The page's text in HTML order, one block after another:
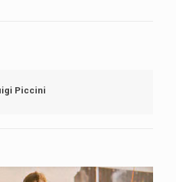
Piccini